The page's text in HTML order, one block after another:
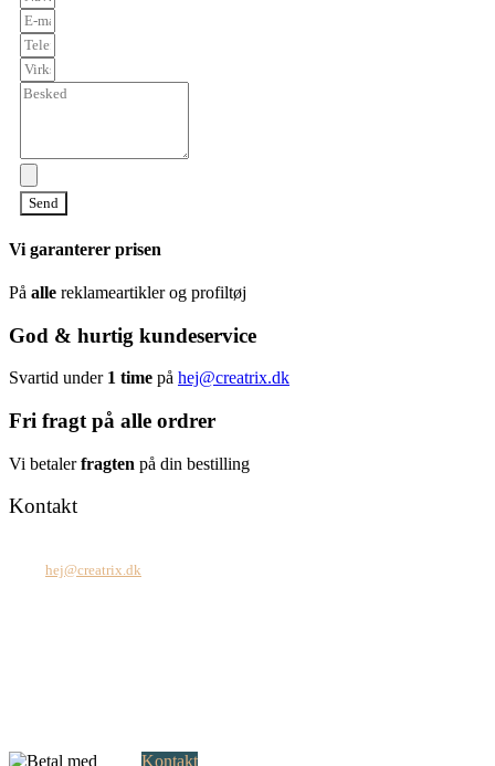
Send
Vi garanterer prisen
På alle reklameartikler og profiltøj
God & hurtig kundeservice
Svartid under 1 time på hej@creatrix.dk
Fri fragt på alle ordrer
Vi betalerfragten på din bestilling
Kontakt
hej@creatrix.dk
Kontakt